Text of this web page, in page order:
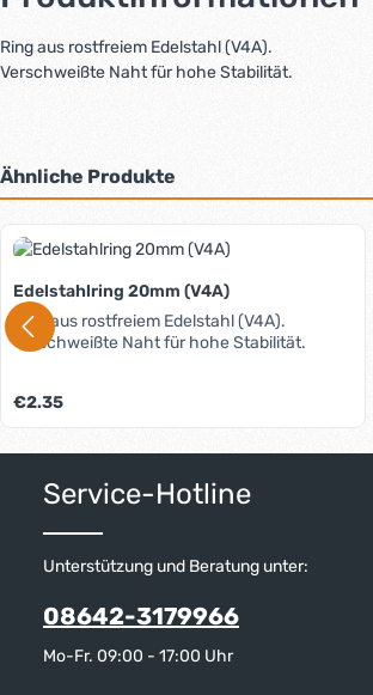
Ring aus rostfreiem Edelstahl (V4A).
Verschweißte Naht für hohe Stabilität.
Ähnliche Produkte
Produktgalerie überspringen
Edelstahlring 20mm (V4A)
Ring aus rostfreiem Edelstahl (V4A).
Verschweißte Naht für hohe Stabilität.
Regulärer Preis:
€2.35
Service-Hotline
Unterstützung und Beratung unter:
08642-3179966
Mo-Fr. 09:00 - 17:00 Uhr